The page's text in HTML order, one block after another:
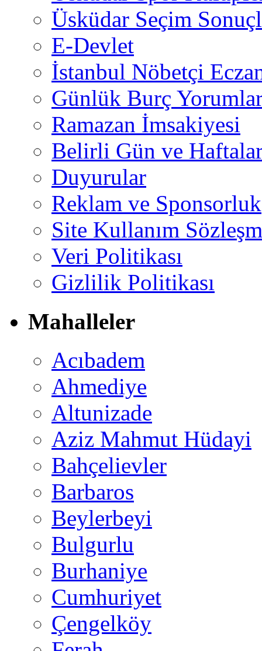
Üsküdar Seçim
E-Devlet
İstanbul Nöbetçi
Günlük Burç
Ramazan İmsakiyesi
Belirli Gün ve
Duyurular
Reklam ve Sponsorluk
Site Kullanım
Veri Politikası
Gizlilik Politikası
Mahalleler
Acıbadem
Ahmediye
Altunizade
Aziz Mahmut Hüdayi
Bahçelievler
Barbaros
Beylerbeyi
Bulgurlu
Burhaniye
Cumhuriyet
Çengelköy